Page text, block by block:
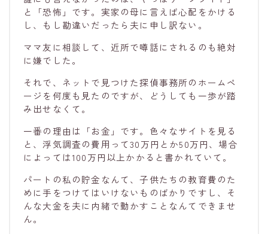
と「恐怖」です。実家の母に言えば心配をかける
し、もし勘違いだったら夫に申し訳ない。
ママ友に相談して、近所で噂話にされるのも絶対
に嫌でした。
それで、ネットで見つけた探偵事務所のホームペ
ージを何度も見たのですが、どうしても一歩が踏
み出せなくて。
一番の理由は「お金」です。色々なサイトを見る
と、浮気調査の費用って30万円とか50万円、場合
によっては100万円以上かかると書かれていて。
パートの私の貯金なんて、子供たちの教育費のた
めに手をつけてはいけないものばかりですし、そ
んな大金を夫に内緒で動かすことなんてできませ
ん。